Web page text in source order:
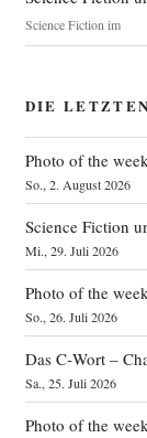
Science Fiction im
DIE
Photo of the
So., 2. August 2026
Science Fiction
Mi., 29. Juli 2026
Photo of the
So., 26. Juli 2026
Das C‑Wort –
Sa., 25. Juli 2026
Photo of the